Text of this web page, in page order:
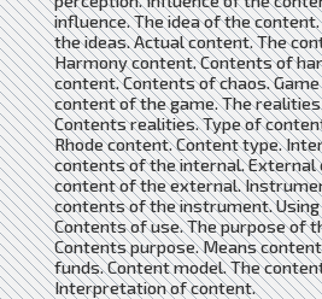
influence. The idea of ​​the
the ideas. Actual content. The
Harmony content. Contents of
content. Contents of chaos.
content of the game. The
Contents realities. Type of
Rhode content. Content type.
contents of the internal. External
content of the external.
contents of the instrument.
Contents of use. The purpose of
Contents purpose. Means
funds. Content model. The
Interpretation of content.